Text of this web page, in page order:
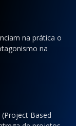
na prática o
na
Based